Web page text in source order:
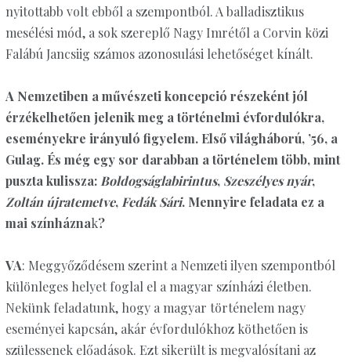
nyitottabb volt ebből a szempontból. A balladisztikus
mesélési mód, a sok szereplő Nagy Imrétől a Corvin közi
Falábú Jancsiig számos azonosulási lehetőséget kínált.
A Nemzetiben a művészeti koncepció részeként jól
érzékelhetően jelenik meg a történelmi évfordulókra,
eseményekre irányuló figyelem. Első világháború, ’56, a
Gulag. És még egy sor darabban a történelem több, mint
puszta kulissza: Boldogságlabirintus, Szeszélyes nyár,
Zoltán újratemetve, Fedák Sári. Mennyire feladata ez a
mai színháznak?
VA: Meggyőződésem szerint a Nemzeti ilyen szempontból
különleges helyet foglal el a magyar színházi életben.
Nekünk feladatunk, hogy a magyar történelem nagy
eseményei kapcsán, akár évfordulókhoz köthetően is
szülessenek előadások. Ezt sikerült is megvalósítani az